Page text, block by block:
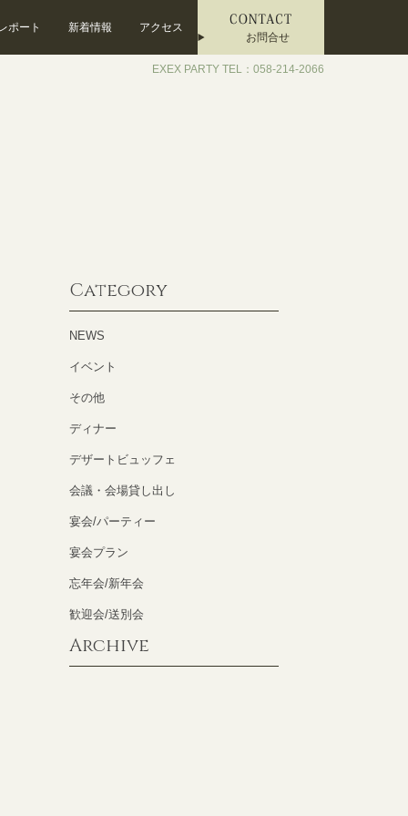
ポート 新着情報 アクセス
お問合せ
EXEX PARTY TEL：058-214-2066
Category
NEWS
イベント
その他
ディナー
デザートビュッフェ
会議・会場貸し出し
宴会/パーティー
宴会プラン
忘年会/新年会
歓迎会/送別会
Archive